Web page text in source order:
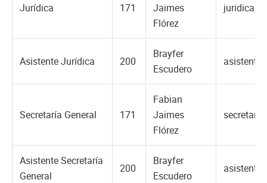
Jurídica 171
Jaimes
Flórez
Asistente Jurídica 200
Brayfer
Escudero
Secretaría General 171
Fabian
Jaimes
Flórez
Asistente Secretaría
General
200
Brayfer
Escudero